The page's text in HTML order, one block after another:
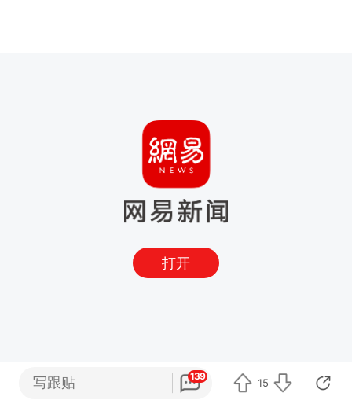
打开
写跟贴 139
15